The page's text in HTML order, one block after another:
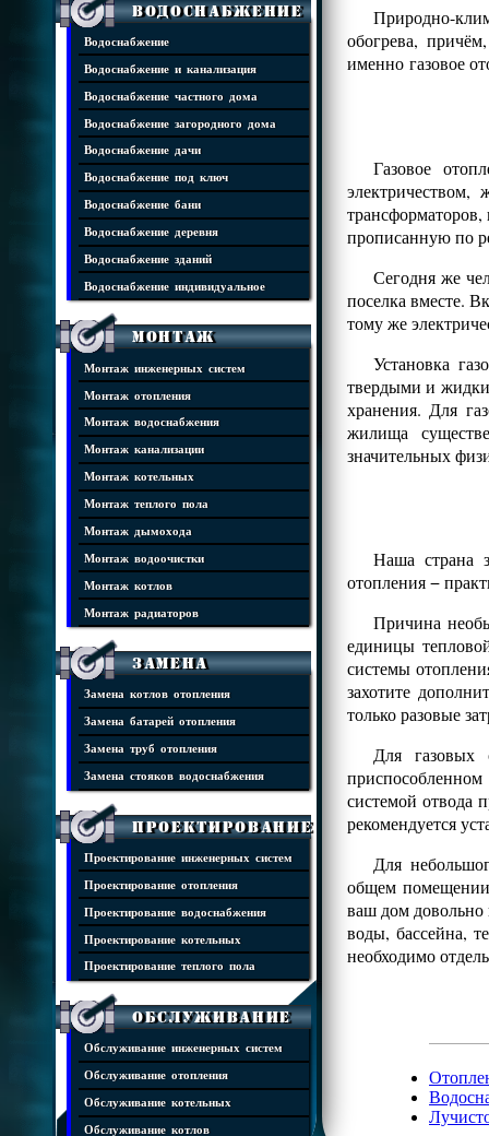
Водоснабжение
Водоснабжение
Водоснабжение и канализация
Водоснабжение частного дома
Водоснабжение загородного дома
Водоснабжение дачи
Водоснабжение под ключ
Водоснабжение бани
Водоснабжение деревня
Водоснабжение зданий
Водоснабжение индивидуальное
Монтаж
Монтаж инженерных систем
Монтаж отопления
Монтаж водоснабжения
Монтаж канализации
Монтаж котельных
Монтаж теплого пола
Монтаж дымохода
Монтаж водоочистки
Монтаж котлов
Монтаж радиаторов
Замена
Замена котлов отопления
Замена батарей отопления
Замена труб отопления
Замена стояков водоснабжения
Проектирование
Проектирование инженерных систем
Проектирование отопления
Проектирование водоснабжения
Проектирование котельных
Проектирование теплого пола
Обслуживание
Обслуживание инженерных систем
Обслуживание отопления
Обслуживание котельных
Обслуживание котлов
Природно-
обогрева,
именно газовое
Газовое
прописанную по
Сегодня же
поселка вместе.
тому же
Установка
твердыми и
хранения. Для
жилища
значительных
Наша страна
отопления −
Причина
единицы
системы
захотите
только разовые
Для газовых
системой отвода
рекомендуется
Для
общем
ваш дом довольно
воды, бассейна,
необходимо